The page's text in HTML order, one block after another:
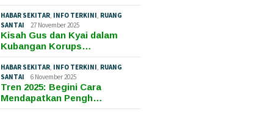
HABAR SEKITAR INFO TERKINI RUANG
SANTAI
27 November 2025
Kisah Gus dan Kyai dalam
Kubangan Korups…
HABAR SEKITAR INFO TERKINI RUANG
SANTAI
6 November 2025
Tren 2025: Begini Cara
Mendapatkan Pengh…